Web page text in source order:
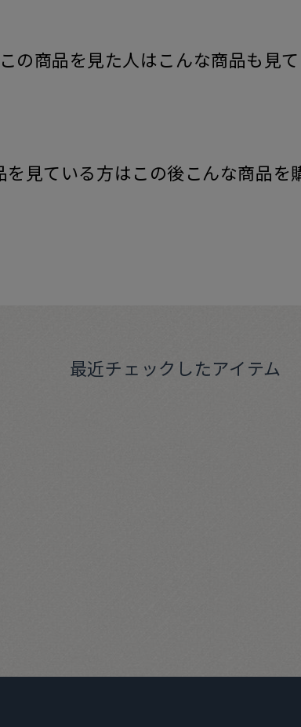
の商品を見た人はこんな商品も見
を見ている方はこの後こんな商品を
最近チェックしたアイテム